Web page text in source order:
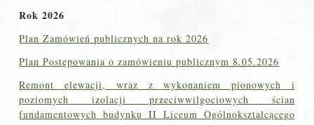
Rok 2026
Plan Zamówień publicznych na rok 2026
Plan Postępowania o zamówieniu publicznym 8.05.2026
Remont elewacji, wraz z wykonaniem pionowych i
poziomych izolacji przeciwwilgociowych ścian
fundamentowych budynku II Liceum Ogólnokształcącego